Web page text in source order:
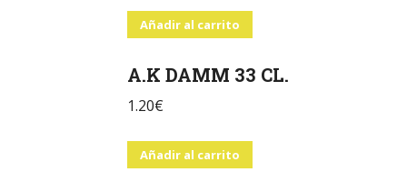
Añadir al carrito
A.K DAMM 33 CL.
1.20€
Añadir al carrito